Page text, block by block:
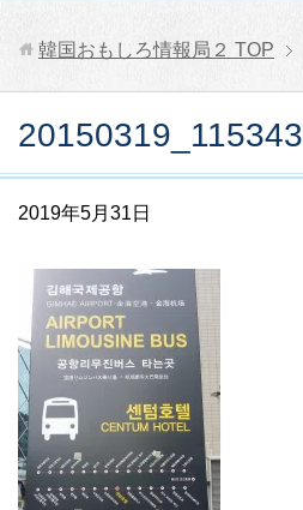
韓国おもしろ情報局２ TOP
20150319_115343
2019年5月31日